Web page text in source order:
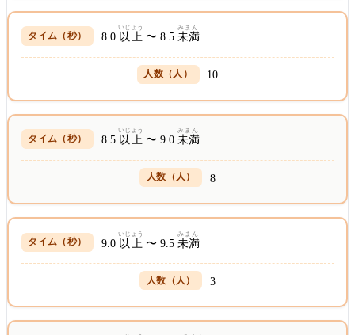
8.0 以上
いじょう
〜 8.5 未満
みまん
10
8.5 以上
いじょう
〜 9.0 未満
みまん
8
9.0 以上
いじょう
〜 9.5 未満
みまん
3